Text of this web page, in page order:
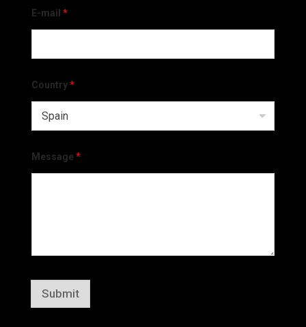
E-mail *
Country*
Message *
Submit